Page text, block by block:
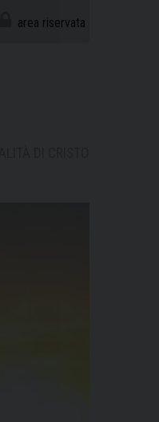
area riservata